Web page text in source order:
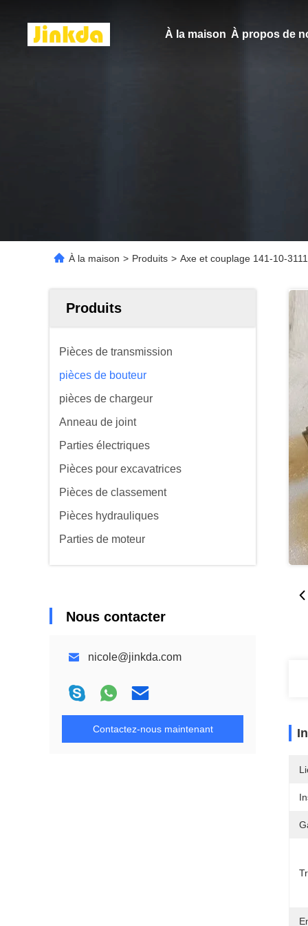
À la maison À propos de
À la maison > Produits > Axe et couplage 141-10-
Produits
Pièces de transmission
pièces de bouteur
pièces de chargeur
Anneau de joint
Parties électriques
Pièces pour excavatrices
Pièces de classement
Pièces hydrauliques
Parties de moteur
Nous contacter
nicole@jinkda.com
Contactez-nous maintenant